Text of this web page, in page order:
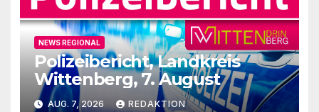
NEWS REGIONAL
Polizeibericht, Landkreis
Wittenberg, 7. August
AUG. 7, 2026 REDAKTION